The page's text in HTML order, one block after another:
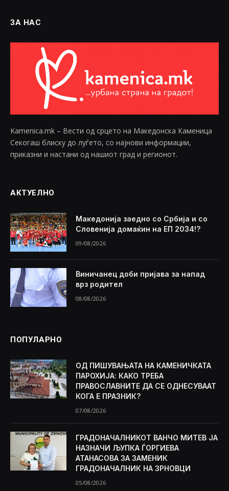
ЗА НАС
Kamenica.mk – Вести од срцето на Македонска Каменица
Секогаш блиску до луѓето, со најнови информации,
приказни и настани од нашиот град и регионот.
АКТУЕЛНО
Македонија заедно со Србија и со
Словенија домаќин на ЕП 2034!?
09/08/2026
Виничанец доби пријава за напад
врз родител
08/08/2026
ПОПУЛАРНО
ОД ПИШУВАЊАТА НА КАМЕНИЧКАТА
ПАРОХИЈА: КАКО ТРЕБА
ПРАВОСЛАВНИТЕ ДА СЕ ОДНЕСУВААТ
КОГА Е ПРАЗНИК?
07/08/2026
ГРАДОНАЧАЛНИКОТ ВАНЧО МИТЕВ ЈА
НАЗНАЧИ ЉУПКА ЃОРГИЕВА
АТАНАСОВА ЗА ЗАМЕНИК
ГРАДОНАЧАЛНИК НА ЗРНОВЦИ
05/08/2026